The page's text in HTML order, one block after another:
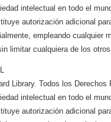
intelectual en todo el
autorización adicional
empleando cualquier
limitar cualquiera de los
Library. Todos los
intelectual en todo el
autorización adicional